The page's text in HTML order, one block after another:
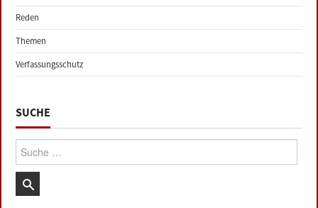
Reden
Themen
Verfassungsschutz
SUCHE
Suche: